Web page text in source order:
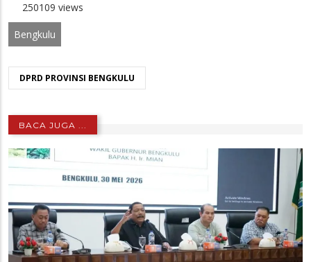
250109 views
Bengkulu
DPRD PROVINSI BENGKULU
BACA JUGA ...